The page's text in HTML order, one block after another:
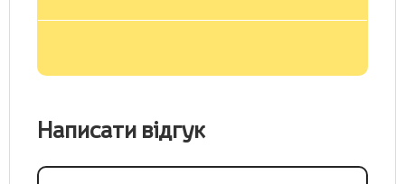
Написати відгук